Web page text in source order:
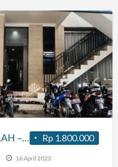
Rp 1.800.000
KOST WISMA NAELAH – KOSAN IHSAN
16 April 2023